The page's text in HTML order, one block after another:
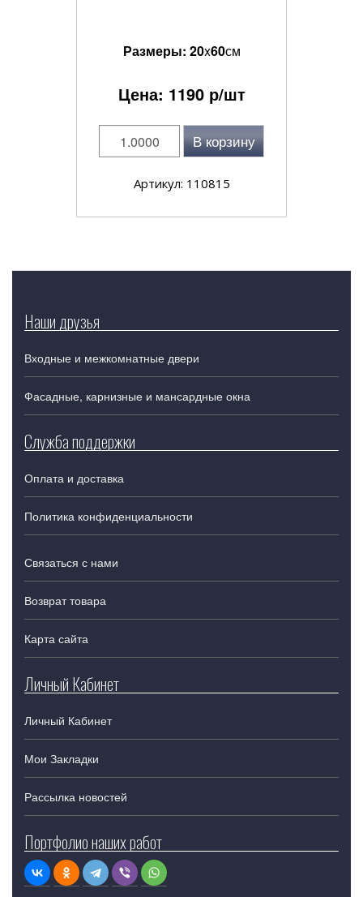
Размеры: 20x60см
Цена: 1190р/шт
В корзину
Артикул: 110815
Наши друзья
Входные и межкомнатные двери
Фасадные, карнизные и мансардные окна
Служба поддержки
Оплата и доставка
Политика конфиденциальности
Связаться с нами
Возврат товара
Карта сайта
Личный Кабинет
Личный Кабинет
Мои Закладки
Рассылка новостей
Портфолио наших работ